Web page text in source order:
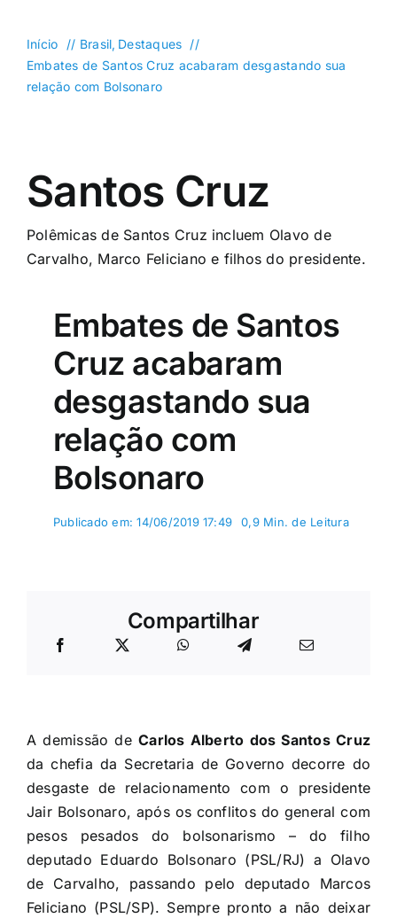
Goiás
Política
Entretenimento
Buscar
Início Brasil Destaques
Embates de Santos Cruz acabaram desgastando sua
relação com Bolsonaro
Santos Cruz
Polêmicas de Santos Cruz incluem Olavo de
Carvalho, Marco Feliciano e filhos do presidente.
Embates de Santos
Cruz acabaram
desgastando sua
relação com
Bolsonaro
Publicado em: 14/06/2019 17:49 0,9 Min. de Leitura
Compartilhar
A demissão deCarlos Alberto dos Santos Cruz
da chefia da Secretaria de Governo decorre do
desgaste de relacionamento com o presidente
Jair Bolsonaro, após os conflitos do general com
pesos pesados do bolsonarismo – do filho
deputado Eduardo Bolsonaro (PSL/RJ) a Olavo
de Carvalho, passando pelo deputado Marcos
Feliciano (PSL/SP). Sempre pronto a não deixar